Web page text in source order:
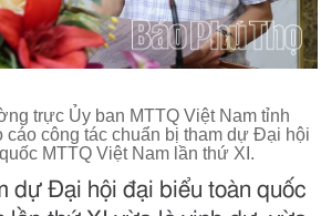
trực Ủy ban MTTQ Việt Nam tỉnh
công tác chuẩn bị tham dự Đại hội
MTTQ Việt Nam lần thứ XI.
dự Đại hội đại biểu toàn quốc